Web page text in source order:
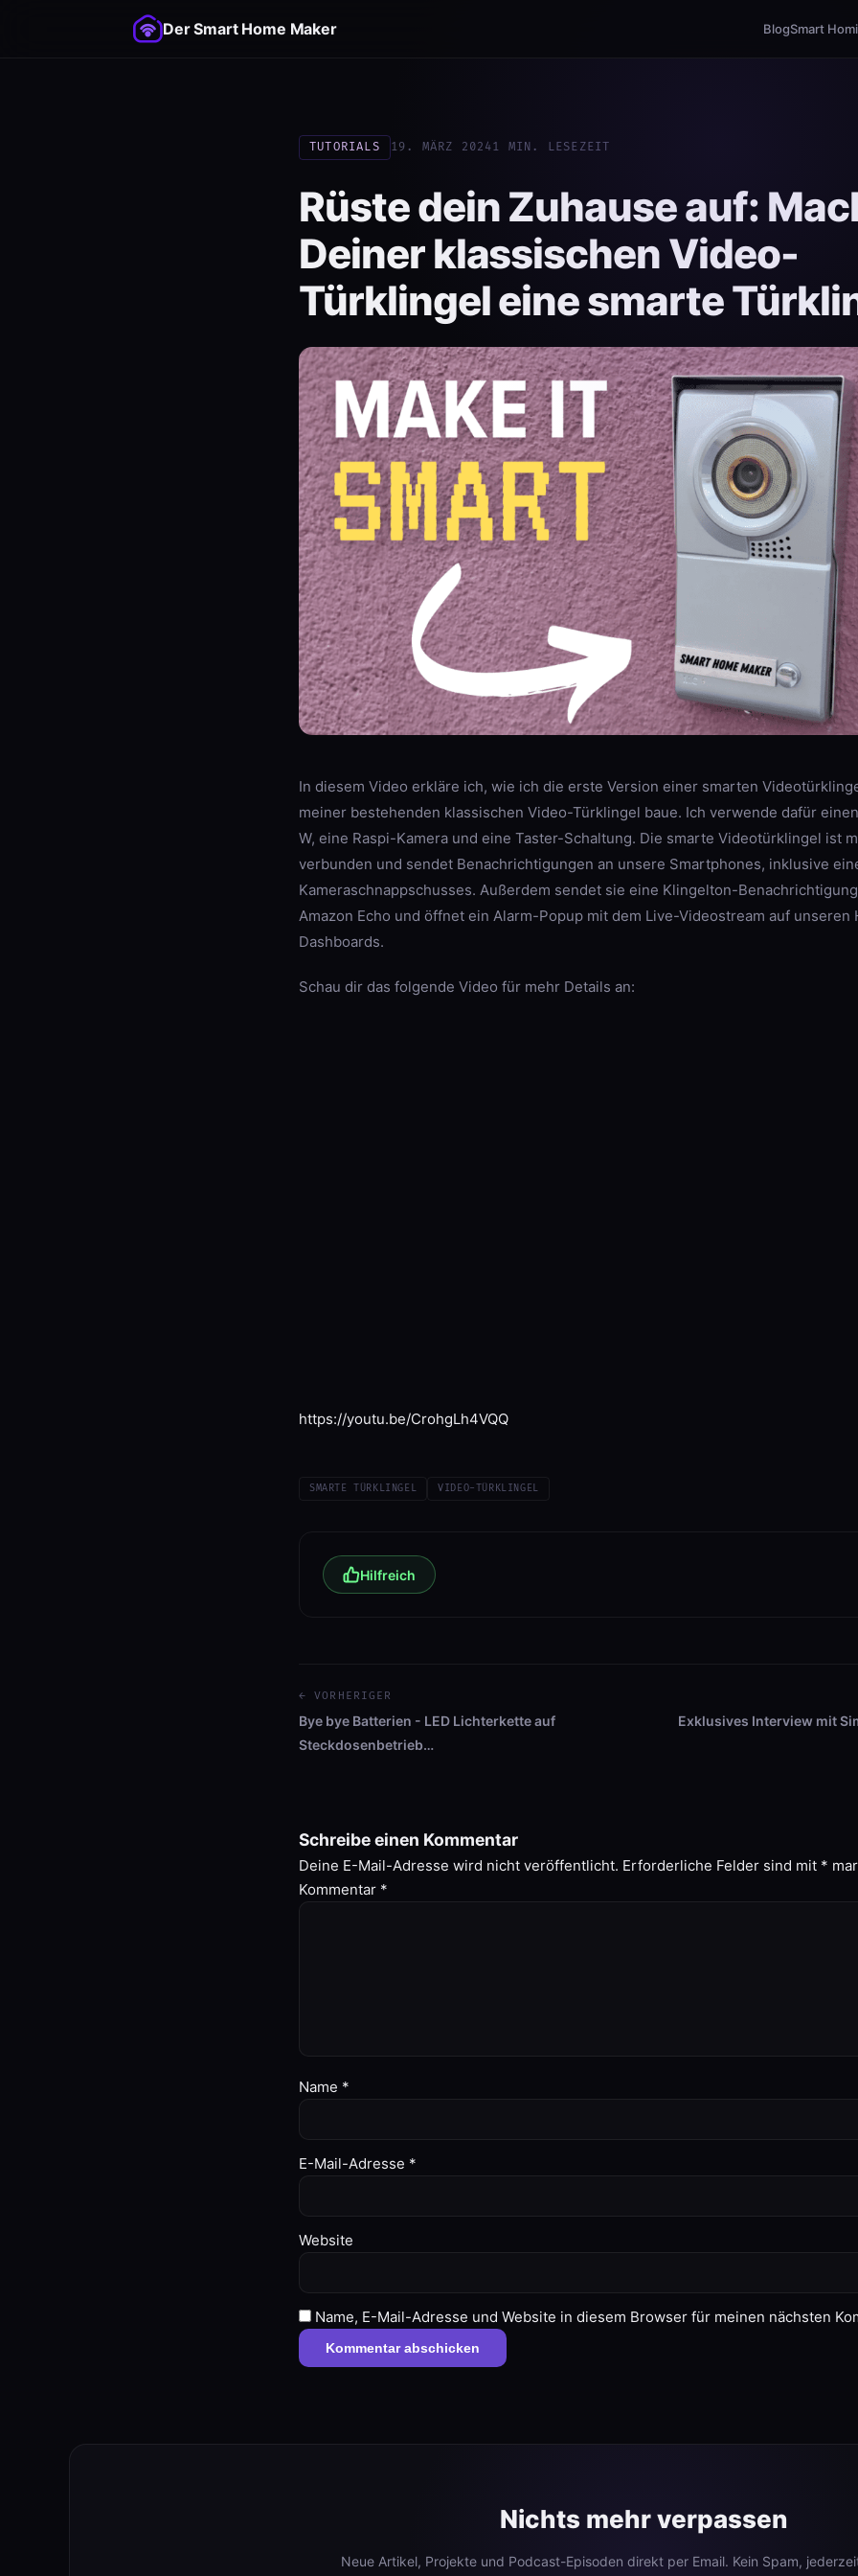
Der Smart Home Maker BlogSmart
TUTORIALS 19. MÄRZ 20241 MIN. LESEZEIT
Rüste dein Zuhause auf:
Deiner klassischen Video-
Türklingel eine smarte
In diesem Video erkläre ich, wie ich die erste Version einer smarten
meiner bestehenden klassischen Video-Türklingel baue. Ich verwende dafür
W, eine Raspi-Kamera und eine Taster-Schaltung. Die smarte Videotürklingel ist
verbunden und sendet Benachrichtigungen an unsere Smartphones, inklusive
Kameraschnappschusses. Außerdem sendet sie eine Klingelton-
Amazon Echo und öffnet ein Alarm-Popup mit dem Live-Videostream auf unseren
Dashboards.
Schau dir das folgende Video für mehr Details an:
https://youtu.be/CrohgLh4VQQ
SMARTE TÜRKLINGEL VIDEO-TÜRKLINGEL
Hilfreich
← VORHERIGER
Bye bye Batterien - LED Lichterkette auf
Steckdosenbetrieb…
Exklusives Interview mit
Schreibe einen Kommentar
Deine E-Mail-Adresse wird nicht veröffentlicht. Erforderliche Felder sind mit *
Kommentar *
Name *
E-Mail-Adresse *
Website
Name, E-Mail-Adresse und Website in diesem Browser für meinen nächsten
Nichts mehr verpassen
Neue Artikel, Projekte und Podcast-Episoden direkt per Email. Kein Spam,